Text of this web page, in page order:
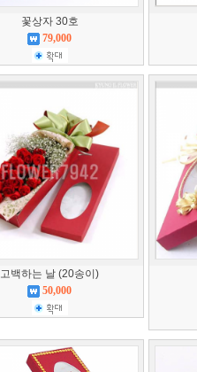
꽃상자 30호
79,000
고백하는 날 (20송이)
50,000